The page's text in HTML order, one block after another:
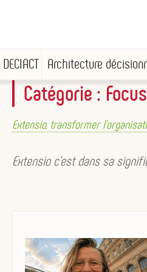
contenu
DECIACT Architecture
Catégorie :
Extensio, transformer
Extensio c’est dans sa